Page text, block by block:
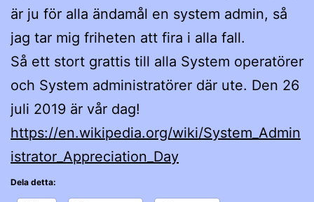
är ju för alla ändamål en system admin, så
jag tar mig friheten att fira i alla fall.
Så ett stort grattis till alla System operatörer
och System administratörer där ute. Den 26
juli 2019 är vår dag!
https://en.wikipedia.org/wiki/System_Admin
istrator_Appreciation_Day
Dela detta: